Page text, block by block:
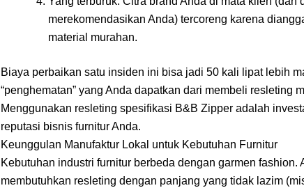
merekomendasikan Anda) tercoreng karena
material murahan.
Biaya perbaikan satu insiden ini bisa jadi 50 kali lipat lebih
“penghematan” yang Anda dapatkan dari membeli resleting
Menggunakan resleting spesifikasi B&B Zipper adalah
reputasi bisnis furnitur Anda.
Keunggulan Manufaktur Lokal untuk Kebutuhan Furnitur
Kebutuhan industri furnitur berbeda dengan garmen fashion.
membutuhkan resleting dengan panjang yang tidak lazim